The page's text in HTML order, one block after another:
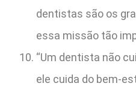
dentistas são os
essa missão tão
“Um dentista não
ele cuida do bem-